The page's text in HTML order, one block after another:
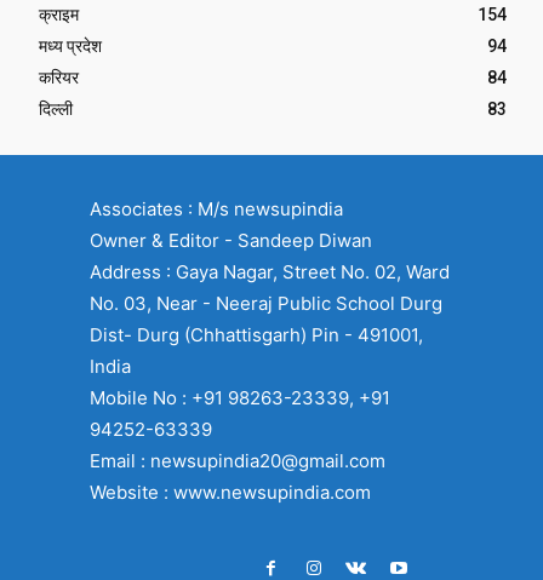
क्राइम
154
मध्य प्रदेश
94
करियर
84
दिल्ली
83
Associates : M/s newsupindia
Owner & Editor - Sandeep Diwan
Address : Gaya Nagar, Street No. 02, Ward
No. 03, Near - Neeraj Public School Durg
Dist- Durg (Chhattisgarh) Pin - 491001,
India
Mobile No : +91 98263-23339, +91
94252-63339
Email : newsupindia20@gmail.com
Website : www.newsupindia.com